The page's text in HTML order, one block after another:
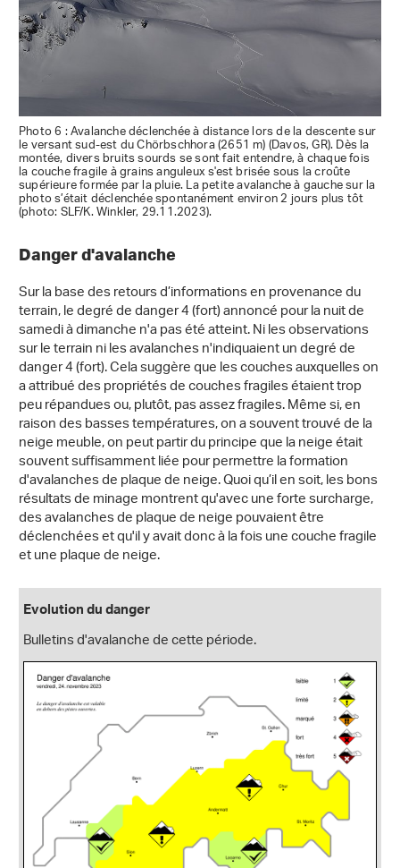
Photo 6 : Avalanche déclenchée à distance lors de la descente sur
le versant sud-est du Chörbschhora (2651 m) (Davos, GR). Dès la
montée, divers bruits sourds se sont fait entendre, à chaque fois
la couche fragile à grains anguleux s'est brisée sous la croûte
supérieure formée par la pluie. La petite avalanche à gauche sur la
photo s’était déclenchée spontanément environ 2 jours plus tôt
(photo: SLF/K. Winkler, 29.11.2023).
Danger d'avalanche
Sur la base des retours d’informations en provenance du
terrain, le degré de danger 4 (fort) annoncé pour la nuit de
samedi à dimanche n'a pas été atteint. Ni les observations
sur le terrain ni les avalanches n'indiquaient un degré de
danger 4 (fort). Cela suggère que les couches auxquelles on
a attribué des propriétés de couches fragiles étaient trop
peu répandues ou, plutôt, pas assez fragiles. Même si, en
raison des basses températures, on a souvent trouvé de la
neige meuble, on peut partir du principe que la neige était
souvent suffisamment liée pour permettre la formation
d'avalanches de plaque de neige. Quoi qu’il en soit, les bons
résultats de minage montrent qu'avec une forte surcharge,
des avalanches de plaque de neige pouvaient être
déclenchées et qu'il y avait donc à la fois une couche fragile
et une plaque de neige.
Evolution du danger
Bulletins d'avalanche de cette période.